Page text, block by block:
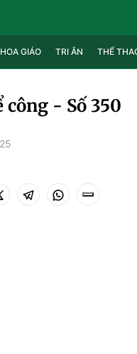
GIÁO TRI ÂN THỂ
công - Số 350